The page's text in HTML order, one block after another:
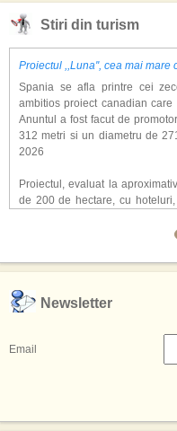
Stiri din turism
Proiectul ,,Luna'', cea mai mare
Spania se afla printre cei
ambitios proiect canadian
Anuntul a fost facut de
312 metri si un diametru de
2026
Proiectul, evaluat la
de 200 de hectare, cu
atragerea a pana la 10
exclusiv simularea suprafetei
,,Credem ca exista sanse mari
multe'', a declarat Michael
Resorts, citat de Gulf News.
decisiv pentru reali zarea
Printre celelalte tari care
se numara Australia,
avea cele mai mari sanse de
Newsletter
Email